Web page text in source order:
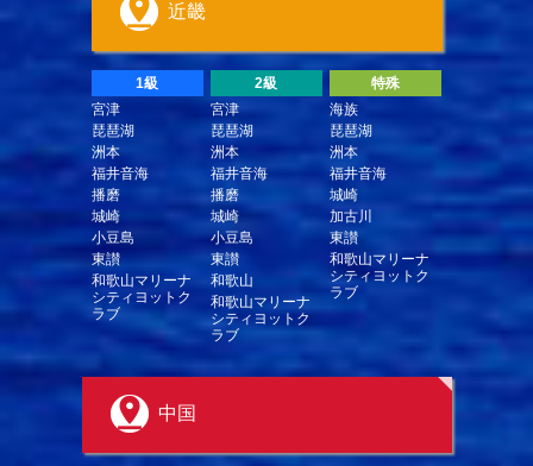
近畿
1級
宮津
琵琶湖
洲本
福井音海
播磨
城崎
小豆島
東讃
和歌山マリーナ
シティヨットク
ラブ
2級
宮津
琵琶湖
洲本
福井音海
播磨
城崎
小豆島
東讃
和歌山
和歌山マリーナ
シティヨットク
ラブ
特殊
海族
琵琶湖
洲本
福井音海
城崎
加古川
東讃
和歌山マリーナ
シティヨットク
ラブ
中国